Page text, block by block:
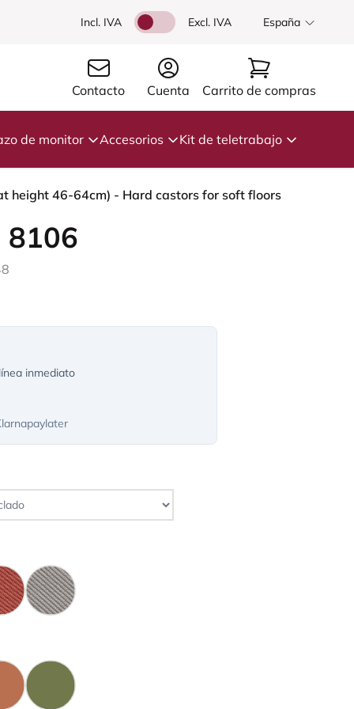
Incl. IVA Excl. IVA España
Contacto Cuenta Carrito de compras
de monitor Accesorios Kit de teletrabajo
height 46-64cm) - Hard castors for soft floors
8106
inmediato